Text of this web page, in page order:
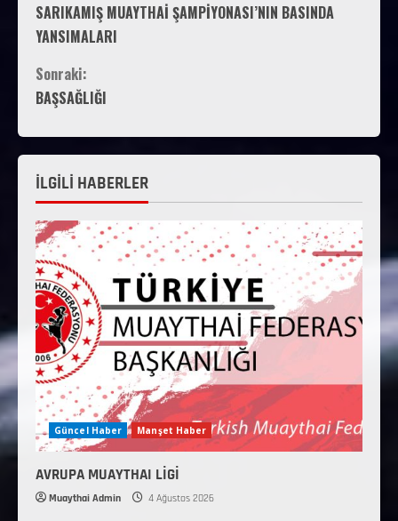
SARIKAMIŞ MUAYTHAİ ŞAMPİYONASI’NIN BASINDA
YANSIMALARI
Sonraki:
BAŞSAĞLIĞI
İLGİLİ HABERLER
Güncel Haber Manşet Haber
AVRUPA MUAYTHAI LİGİ
Muaythai Admin 4 Ağustos 2026